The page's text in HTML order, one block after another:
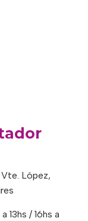
Vte. López,
13hs / 16hs a